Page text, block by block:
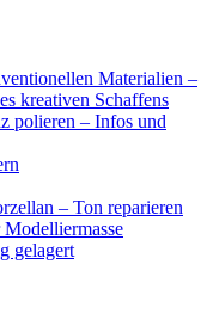
Materialien –
kreativen Schaffens
polieren – Infos und
– Ton reparieren
gelagert